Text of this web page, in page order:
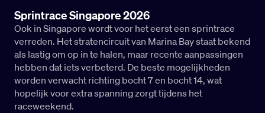
Sprintrace Singapore 2026
Ook in Singapore wordt voor het eerst een sprintrace
verreden. Het stratencircuit van Marina Bay staat bekend
als lastig om op in te halen, maar recente aanpassingen
hebben dat iets verbeterd. De beste mogelijkheden
worden verwacht richting bocht 7 en bocht 14, wat
hopelijk voor extra spanning zorgt tijdens het
raceweekend.